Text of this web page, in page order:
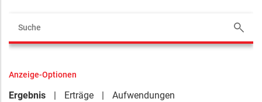
Anzeige-Optionen
Ergebnis Erträge
Aufwendungen